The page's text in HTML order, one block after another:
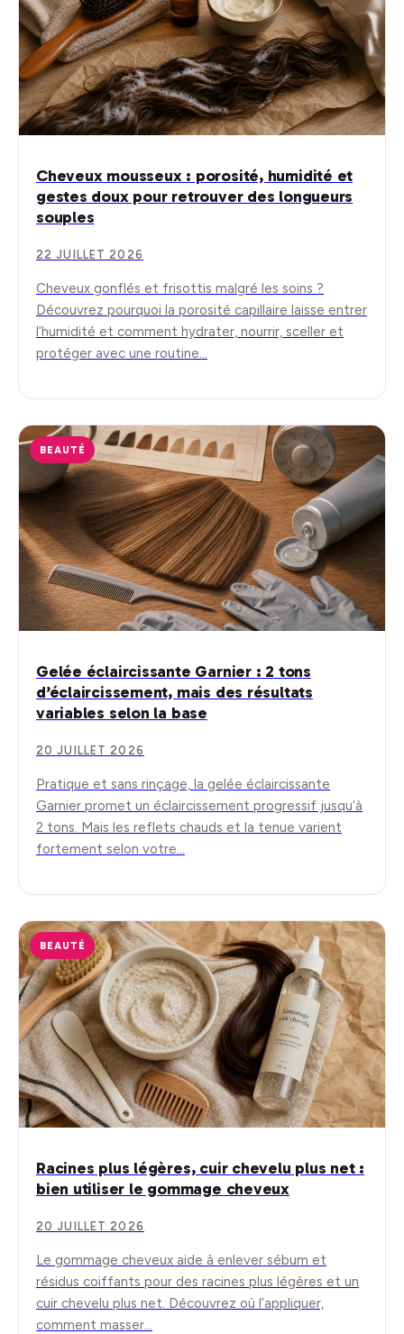
Cheveux mousseux : porosité, humidité et
gestes doux pour retrouver des longueurs
souples
22 JUILLET 2026
Cheveux gonflés et frisottis malgré les soins ?
Découvrez pourquoi la porosité capillaire laisse entrer
l’humidité et comment hydrater, nourrir, sceller et
protéger avec une routine…
BEAUTÉ
Gelée éclaircissante Garnier : 2 tons
d’éclaircissement, mais des résultats
variables selon la base
20 JUILLET 2026
Pratique et sans rinçage, la gelée éclaircissante
Garnier promet un éclaircissement progressif jusqu’à
2 tons. Mais les reflets chauds et la tenue varient
fortement selon votre…
BEAUTÉ
Racines plus légères, cuir chevelu plus net :
bien utiliser le gommage cheveux
20 JUILLET 2026
Le gommage cheveux aide à enlever sébum et
résidus coiffants pour des racines plus légères et un
cuir chevelu plus net. Découvrez où l’appliquer,
comment masser…